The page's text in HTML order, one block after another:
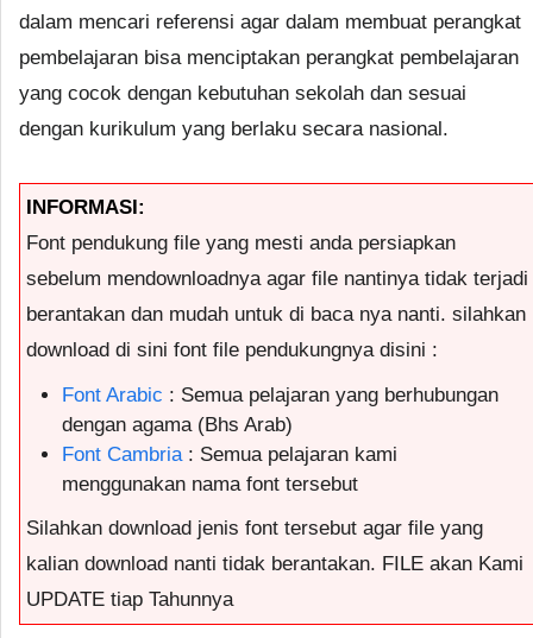
dalam mencari referensi agar dalam membuat perangkat
pembelajaran bisa menciptakan perangkat pembelajaran
yang cocok dengan kebutuhan sekolah dan sesuai
dengan kurikulum yang berlaku secara nasional.
INFORMASI:
Font pendukung file yang mesti anda persiapkan
sebelum mendownloadnya agar file nantinya tidak terjadi
berantakan dan mudah untuk di baca nya nanti. silahkan
download di sini font file pendukungnya disini :
Font Arabic : Semua pelajaran yang berhubungan
dengan agama (Bhs Arab)
Font Cambria: Semua pelajaran kami
menggunakan nama font tersebut
Silahkan download jenis font tersebut agar file yang
kalian download nanti tidak berantakan. FILE akan Kami
UPDATE tiap Tahunnya